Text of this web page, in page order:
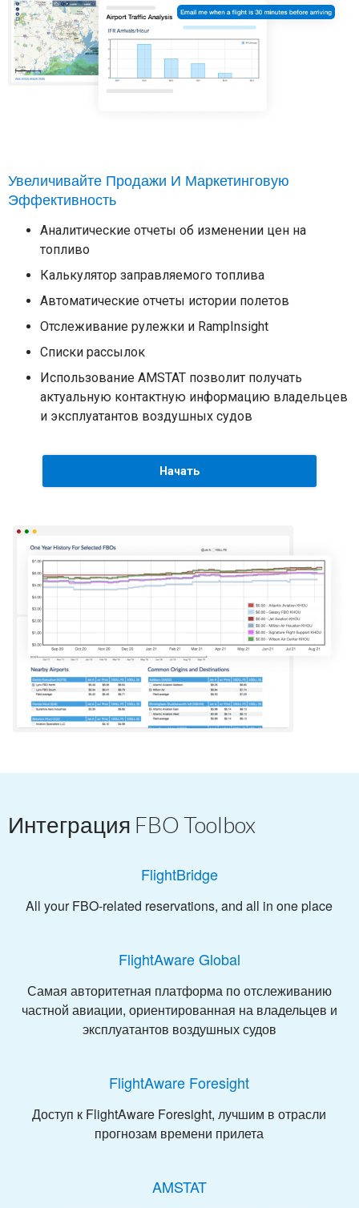
Увеличивайте Продажи И Маркетинговую
Эффективность
Аналитические отчеты об изменении цен на
топливо
Калькулятор заправляемого топлива
Автоматические отчеты истории полетов
Отслеживание рулежки и RampInsight
Списки рассылок
Использование AMSTAT позволит получать
актуальную контактную информацию владельцев
и эксплуатантов воздушных судов
Начать
Интеграция FBO Toolbox
FlightBridge
All your FBO-related reservations, and all in one place
FlightAware Global
Самая авторитетная платформа по отслеживанию
частной авиации, ориентированная на владельцев и
эксплуатантов воздушных судов
FlightAware Foresight
Доступ к FlightAware Foresight, лучшим в отрасли
прогнозам времени прилета
AMSTAT